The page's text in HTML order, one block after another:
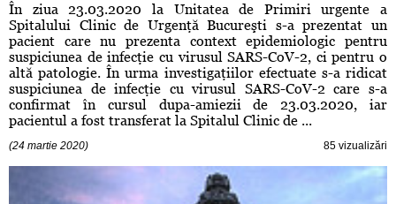
În ziua 23.03.2020 la Unitatea de Primiri urgente a
Spitalului Clinic de Urgenţă Bucureşti s-a prezentat un
pacient care nu prezenta context epidemiologic pentru
suspiciunea de infecţie cu virusul SARS-CoV-2, ci pentru o
altă patologie. În urma investigaţiilor efectuate s-a ridicat
suspiciunea de infecţie cu virusul SARS-CoV-2 care s-a
confirmat în cursul dupa-amiezii de 23.03.2020, iar
pacientul a fost transferat la Spitalul Clinic de ...
(24 martie 2020) 85 vizualizări